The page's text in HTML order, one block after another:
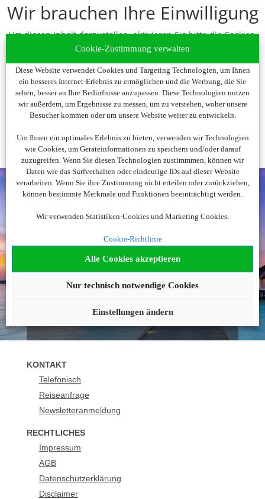
Cookie-Zustimmung verwalten
Diese Website verwendet Cookies und Targeting Technologien, um Ihnen
ein besseres Internet-Erlebnis zu ermöglichen und die Werbung, die Sie
sehen, besser an Ihre Bedürfnisse anzupassen. Diese Technologien nutzen
wir außerdem, um Ergebnisse zu messen, um zu verstehen, woher unsere
Besucher kommen oder um unsere Website weiter zu entwickeln.
Um Ihnen ein optimales Erlebnis zu bieten, verwenden wir Technologien
wie Cookies, um Geräteinformationen zu speichern und/oder darauf
zuzugreifen. Wenn Sie diesen Technologien zustimmmen, können wir
Daten wie das Surfverhalten oder eindeutige IDs auf dieser Website
verarbeiten. Wenn Sie ihre Zustimmung nicht erteilen oder zurückziehen,
können bestimmte Merkmale und Funktionen beeinträchtigt werden.
Wir verwenden Statistiken-Cookies und Marketing Cookies.
Cookie-Richtlinie
Alle Cookies akzeptieren
Nur technisch notwendige Cookies
Einstellungen ändern
Wir brauchen Ihre Einwilligung
Um diesen Inhalt darzustellen, aktivieren Sie bitte die Cookies.
Es werden ggf. personenbezogene Daten verarbeitet.
Cookies akzeptieren
Noch nicht fündig
geworden?
Wir beraten Sie gerne!
040 42236492
buchung@urlaubsplus.de
KONTAKT
Telefonisch
Reiseanfrage
Newsletteranmeldung
RECHTLICHES
Impressum
AGB
Datenschutzerklärung
Disclaimer